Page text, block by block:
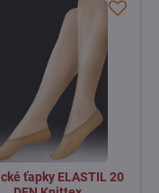
ťapky ELASTIL 20